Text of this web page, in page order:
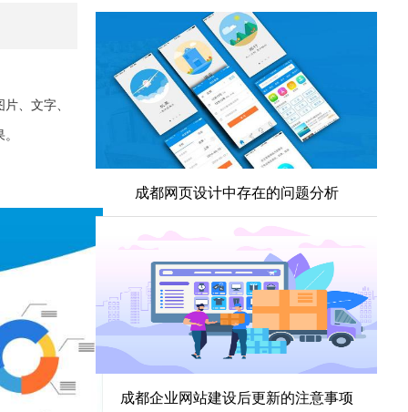
、文字、
成都网页设计中存在的问题分析
成都企业网站建设后更新的注意事项